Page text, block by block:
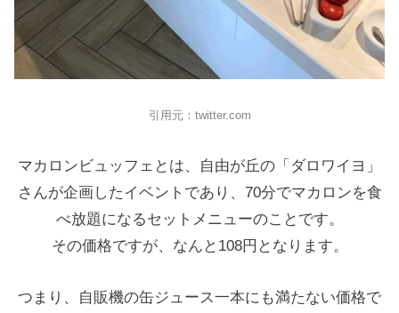
引用元：twitter.com
マカロンビュッフェとは、自由が丘の「ダロワイヨ」
さんが企画したイベントであり、70分でマカロンを食
べ放題になるセットメニューのことです。
その価格ですが、なんと108円となります。
つまり、自販機の缶ジュース一本にも満たない価格で